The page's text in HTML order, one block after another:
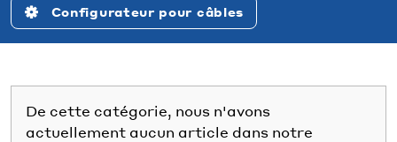
Configurateur pour câbles
De cette catégorie, nous n'avons
actuellement aucun article dans notre